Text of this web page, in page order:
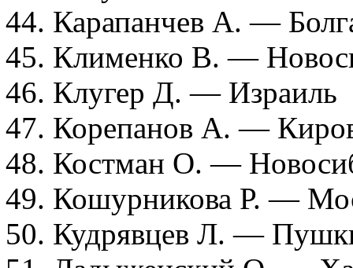
44. Карапанчев А. —
45. Клименко В. —
46. Клугер Д. — Израиль
47. Корепанов А. —
48. Костман О. —
49. Кошурникова Р. —
50. Кудрявцев Л. —